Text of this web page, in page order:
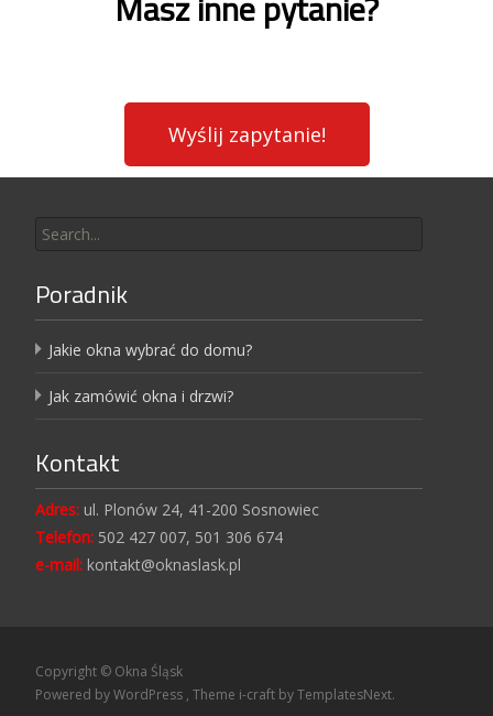
Wyślij zapytanie!
Poradnik
Jakie okna wybrać do domu?
Jak zamówić okna i drzwi?
Kontakt
Adres: ul. Plonów 24, 41-200 Sosnowiec
Telefon: 502 427 007, 501 306 674
e-mail: kontakt@oknaslask.pl
Copyright © Okna Śląsk
Powered by WordPress , Theme i-craft by TemplatesNext.